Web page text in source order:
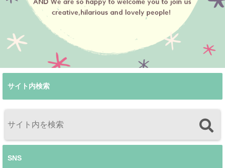
サイト内検索
SNS